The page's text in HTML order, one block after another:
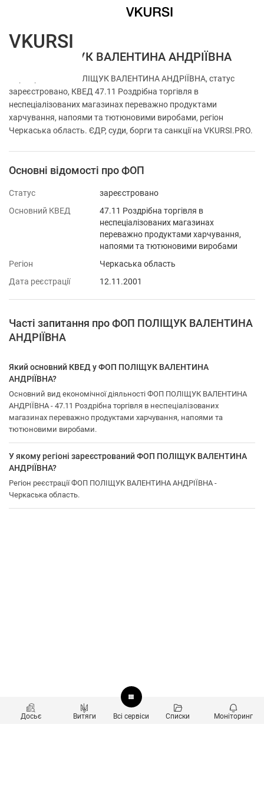
ФОП ПОЛІЩУК ВАЛЕНТИНА АНДРІЇВНА
Перевірка ФОП ПОЛІЩУК ВАЛЕНТИНА АНДРІЇВНА, статус
зареєстровано, КВЕД 47.11 Роздрібна торгівля в
неспеціалізованих магазинах переважно продуктами
харчування, напоями та тютюновими виробами, регіон
Черкаська область. ЄДР, суди, борги та санкції на VKURSI.PRO.
Основні відомості про ФОП
Статус
зареєстровано
Основний КВЕД
47.11 Роздрібна торгівля в
неспеціалізованих магазинах
переважно продуктами харчування,
напоями та тютюновими виробами
Регіон
Черкаська область
Дата реєстрації
12.11.2001
Часті запитання про ФОП ПОЛІЩУК ВАЛЕНТИНА
АНДРІЇВНА
Який основний КВЕД у ФОП ПОЛІЩУК ВАЛЕНТИНА
АНДРІЇВНА?
Основний вид економічної діяльності ФОП ПОЛІЩУК ВАЛЕНТИНА
АНДРІЇВНА - 47.11 Роздрібна торгівля в неспеціалізованих
магазинах переважно продуктами харчування, напоями та
тютюновими виробами.
У якому регіоні зареєстрований ФОП ПОЛІЩУК ВАЛЕНТИНА
АНДРІЇВНА?
Регіон реєстрації ФОП ПОЛІЩУК ВАЛЕНТИНА АНДРІЇВНА -
Черкаська область.
Досьє Витяги Всі сервіси Списки Моніторинг
VKURSI